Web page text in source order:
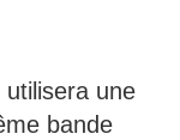
une
bande